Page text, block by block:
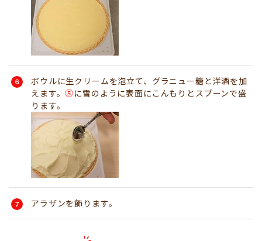
ボウルに生クリームを泡立て、グラニュー糖と洋酒を加
えます。⑤に雪のように表面にこんもりとスプーンで盛
ります。
アラザンを飾ります。